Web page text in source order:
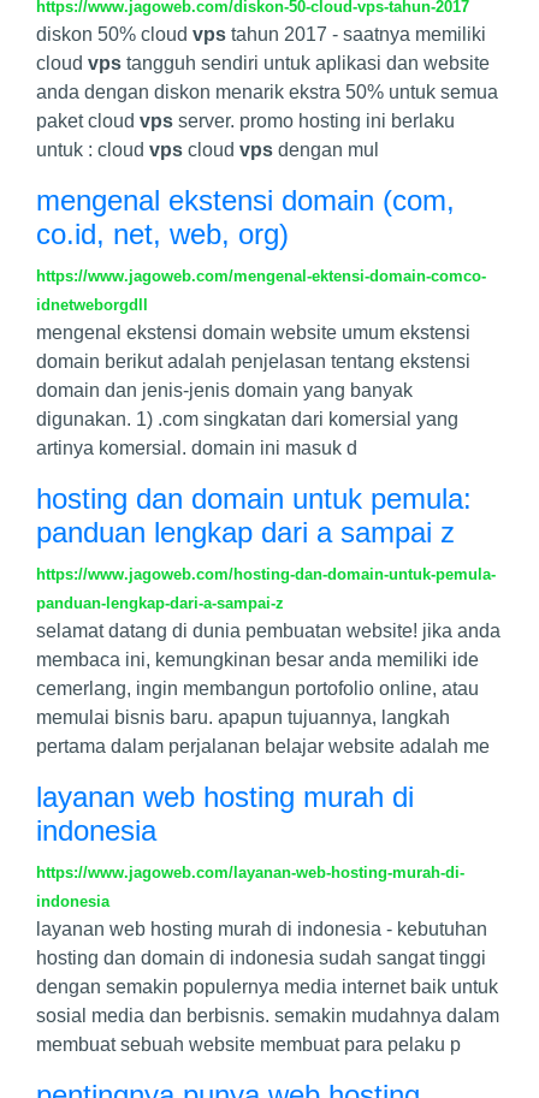
https://www.jagoweb.com/diskon-50-cloud-vps-tahun-2017
diskon 50% cloud vps tahun 2017 - saatnya memiliki
cloud vps tangguh sendiri untuk aplikasi dan website
anda dengan diskon menarik ekstra 50% untuk semua
paket cloud vps server. promo hosting ini berlaku
untuk : cloud vps cloud vps dengan mul
mengenal ekstensi domain (com,
co.id, net, web, org)
https://www.jagoweb.com/mengenal-ektensi-domain-comco-
idnetweborgdll
mengenal ekstensi domain website umum ekstensi
domain berikut adalah penjelasan tentang ekstensi
domain dan jenis-jenis domain yang banyak
digunakan. 1) .com singkatan dari komersial yang
artinya komersial. domain ini masuk d
hosting dan domain untuk pemula:
panduan lengkap dari a sampai z
https://www.jagoweb.com/hosting-dan-domain-untuk-pemula-
panduan-lengkap-dari-a-sampai-z
selamat datang di dunia pembuatan website! jika anda
membaca ini, kemungkinan besar anda memiliki ide
cemerlang, ingin membangun portofolio online, atau
memulai bisnis baru. apapun tujuannya, langkah
pertama dalam perjalanan belajar website adalah me
layanan web hosting murah di
indonesia
https://www.jagoweb.com/layanan-web-hosting-murah-di-
indonesia
layanan web hosting murah di indonesia - kebutuhan
hosting dan domain di indonesia sudah sangat tinggi
dengan semakin populernya media internet baik untuk
sosial media dan berbisnis. semakin mudahnya dalam
membuat sebuah website membuat para pelaku p